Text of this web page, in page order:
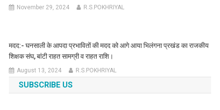
November 29, 2024 R.S.POKHRIYAL
मदद:- घनसाली के आपदा प्रभावितों की मदद को आगे आया भिलंगना प्रखंड का राजकीय
शिक्षक संघ, बांटी राहत सामग्री व राहत राशि।
August 13, 2024 R.S.POKHRIYAL
SUBSCRIBE US